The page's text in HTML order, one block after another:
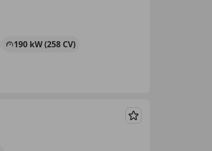
190 kW (258 CV)
Guardar